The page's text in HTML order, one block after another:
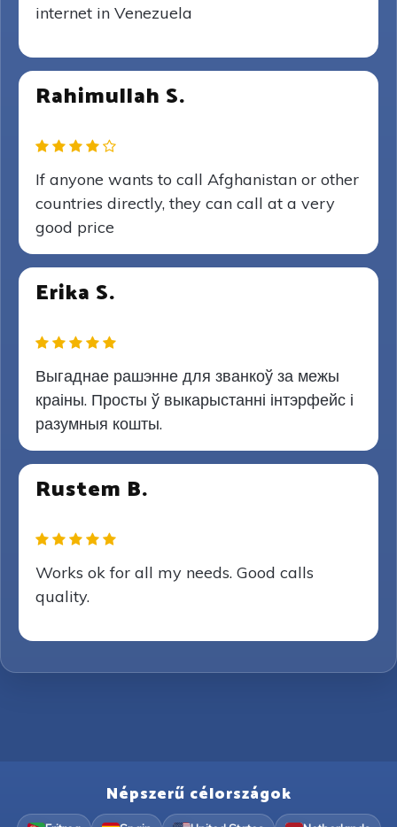
internet in Venezuela
Rahimullah S.
If anyone wants to call Afghanistan or other
countries directly, they can call at a very
good price
Erika S.
Выгаднае рашэнне для званкоў за межы
краіны. Просты ў выкарыстанні інтэрфейс і
разумныя кошты.
Rustem B.
Works ok for all my needs. Good calls
quality.
Népszerű célországok